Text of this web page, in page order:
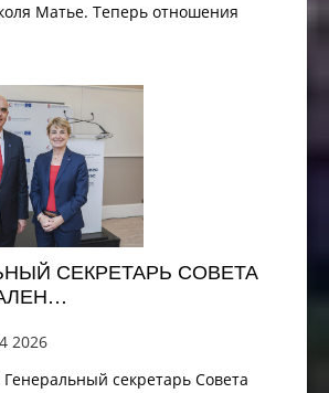
Матье. Теперь отношения
СЕКРЕТАРЬ СОВЕТА
2026
секретарь Совета